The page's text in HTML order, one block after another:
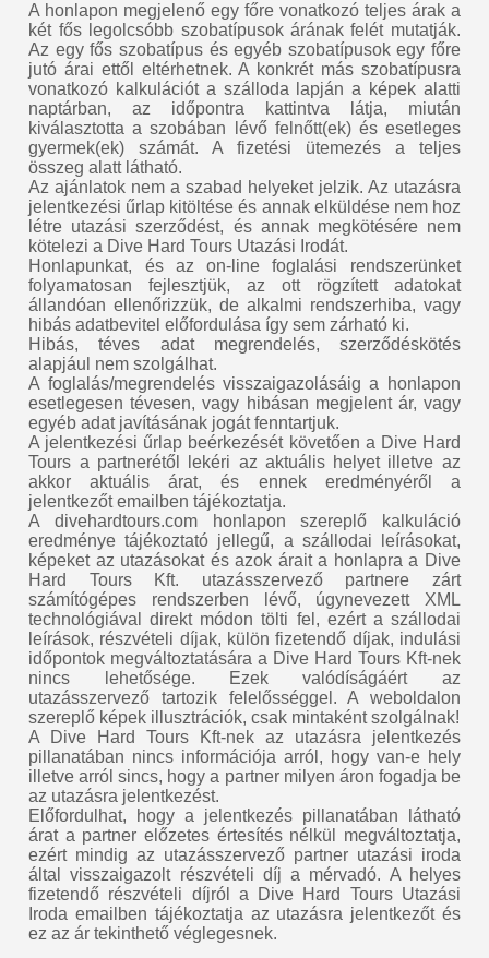
A honlapon megjelenő egy főre vonatkozó teljes árak a
két fős legolcsóbb szobatípusok árának felét mutatják.
Az egy fős szobatípus és egyéb szobatípusok egy főre
jutó árai ettől eltérhetnek. A konkrét más szobatípusra
vonatkozó kalkulációt a szálloda lapján a képek alatti
naptárban, az időpontra kattintva látja, miután
kiválasztotta a szobában lévő felnőtt(ek) és esetleges
gyermek(ek) számát. A fizetési ütemezés a teljes
összeg alatt látható.
Az ajánlatok nem a szabad helyeket jelzik. Az utazásra
jelentkezési űrlap kitöltése és annak elküldése nem hoz
létre utazási szerződést, és annak megkötésére nem
kötelezi a Dive Hard Tours Utazási Irodát.
Honlapunkat, és az on-line foglalási rendszerünket
folyamatosan fejlesztjük, az ott rögzített adatokat
állandóan ellenőrizzük, de alkalmi rendszerhiba, vagy
hibás adatbevitel előfordulása így sem zárható ki.
Hibás, téves adat megrendelés, szerződéskötés
alapjául nem szolgálhat.
A foglalás/megrendelés visszaigazolásáig a honlapon
esetlegesen tévesen, vagy hibásan megjelent ár, vagy
egyéb adat javításának jogát fenntartjuk.
A jelentkezési űrlap beérkezését követően a Dive Hard
Tours a partnerétől lekéri az aktuális helyet illetve az
akkor aktuális árat, és ennek eredményéről a
jelentkezőt emailben tájékoztatja.
A divehardtours.com honlapon szereplő kalkuláció
eredménye tájékoztató jellegű, a szállodai leírásokat,
képeket az utazásokat és azok árait a honlapra a Dive
Hard Tours Kft. utazásszervező partnere zárt
számítógépes rendszerben lévő, úgynevezett XML
technológiával direkt módon tölti fel, ezért a szállodai
leírások, részvételi díjak, külön fizetendő díjak, indulási
időpontok megváltoztatására a Dive Hard Tours Kft-nek
nincs lehetősége. Ezek valódíságáért az
utazásszervező tartozik felelősséggel. A weboldalon
szereplő képek illusztrációk, csak mintaként szolgálnak!
A Dive Hard Tours Kft-nek az utazásra jelentkezés
pillanatában nincs információja arról, hogy van-e hely
illetve arról sincs, hogy a partner milyen áron fogadja be
az utazásra jelentkezést.
Előfordulhat, hogy a jelentkezés pillanatában látható
árat a partner előzetes értesítés nélkül megváltoztatja,
ezért mindig az utazásszervező partner utazási iroda
által visszaigazolt részvételi díj a mérvadó. A helyes
fizetendő részvételi díjról a Dive Hard Tours Utazási
Iroda emailben tájékoztatja az utazásra jelentkezőt és
ez az ár tekinthető véglegesnek.